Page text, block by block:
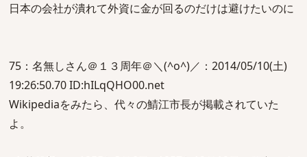
日本の会社が潰れて外資に金が回るのだけは避けたいのに
75：名無しさん＠１３周年＠＼(^o^)／：2014/05/10(土)
19:26:50.70 ID:hILqQHO00.net
Wikipediaをみたら、代々の鯖江市長が掲載されていた
よ。